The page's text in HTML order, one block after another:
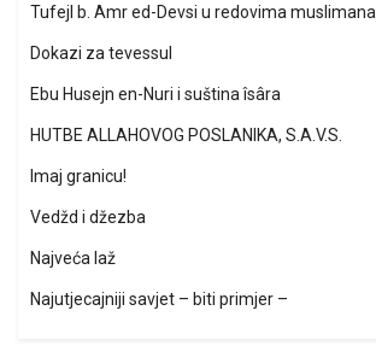
Tufejl b. Amr ed-Devsi u redovima muslimana
Dokazi za tevessul
Ebu Husejn en-Nuri i suština îsâra
HUTBE ALLAHOVOG POSLANIKA, S.A.V.S.
Imaj granicu!
Vedžd i džezba
Najveća laž
Najutjecajniji savjet – biti primjer –